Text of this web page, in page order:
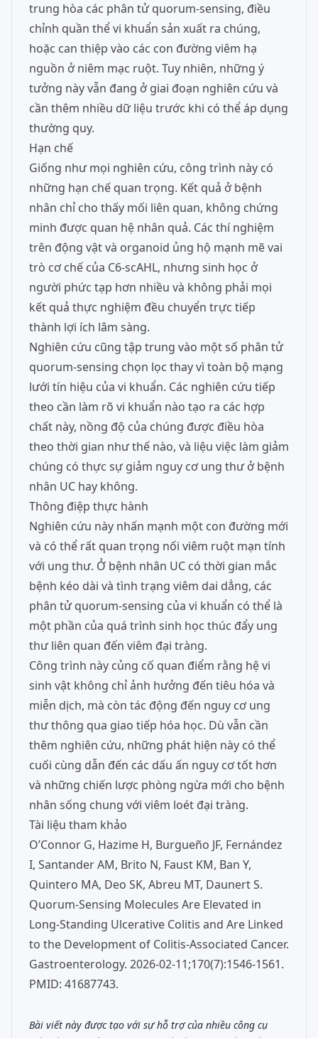
trung hòa các phân tử quorum-sensing, điều
chỉnh quần thể vi khuẩn sản xuất ra chúng,
hoặc can thiệp vào các con đường viêm hạ
nguồn ở niêm mạc ruột. Tuy nhiên, những ý
tưởng này vẫn đang ở giai đoạn nghiên cứu và
cần thêm nhiều dữ liệu trước khi có thể áp dụng
thường quy.
Hạn chế
Giống như mọi nghiên cứu, công trình này có
những hạn chế quan trọng. Kết quả ở bệnh
nhân chỉ cho thấy mối liên quan, không chứng
minh được quan hệ nhân quả. Các thí nghiệm
trên động vật và organoid ủng hộ mạnh mẽ vai
trò cơ chế của C6-scAHL, nhưng sinh học ở
người phức tạp hơn nhiều và không phải mọi
kết quả thực nghiệm đều chuyển trực tiếp
thành lợi ích lâm sàng.
Nghiên cứu cũng tập trung vào một số phân tử
quorum-sensing chọn lọc thay vì toàn bộ mạng
lưới tín hiệu của vi khuẩn. Các nghiên cứu tiếp
theo cần làm rõ vi khuẩn nào tạo ra các hợp
chất này, nồng độ của chúng được điều hòa
theo thời gian như thế nào, và liệu việc làm giảm
chúng có thực sự giảm nguy cơ ung thư ở bệnh
nhân UC hay không.
Thông điệp thực hành
Nghiên cứu này nhấn mạnh một con đường mới
và có thể rất quan trọng nối viêm ruột mạn tính
với ung thư. Ở bệnh nhân UC có thời gian mắc
bệnh kéo dài và tình trạng viêm dai dẳng, các
phân tử quorum-sensing của vi khuẩn có thể là
một phần của quá trình sinh học thúc đẩy ung
thư liên quan đến viêm đại tràng.
Công trình này củng cố quan điểm rằng hệ vi
sinh vật không chỉ ảnh hưởng đến tiêu hóa và
miễn dịch, mà còn tác động đến nguy cơ ung
thư thông qua giao tiếp hóa học. Dù vẫn cần
thêm nghiên cứu, những phát hiện này có thể
cuối cùng dẫn đến các dấu ấn nguy cơ tốt hơn
và những chiến lược phòng ngừa mới cho bệnh
nhân sống chung với viêm loét đại tràng.
Tài liệu tham khảo
O’Connor G, Hazime H, Burgueño JF, Fernández
I, Santander AM, Brito N, Faust KM, Ban Y,
Quintero MA, Deo SK, Abreu MT, Daunert S.
Quorum-Sensing Molecules Are Elevated in
Long-Standing Ulcerative Colitis and Are Linked
to the Development of Colitis-Associated Cancer.
Gastroenterology. 2026-02-11;170(7):1546-1561.
PMID: 41687743.
Bài viết này được tạo với sự hỗ trợ của nhiều công cụ